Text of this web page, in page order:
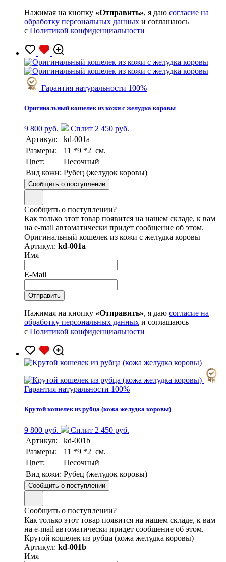
Нажимая на кнопку «Отправить», я даю согласие на
обработку персональных данных и соглашаюсь
с Политикой конфиденциальности
Гарантия натуральности 100%
Оригинальный кошелек из кожи с желудка коровы
9 800 руб.
Сплит 2 450 руб.
Артикул:
kd-001a
Размеры:
11 *9 *2 см.
Цвет:
Песочный
Вид кожи: Рубец (желудок коровы)
Сообщить о поступлении
Сообщить о поступлении?
Как только этот товар появится на нашем складе, к вам
на e-mail автоматически придет сообщение об этом.
Оригинальный кошелек из кожи с желудка коровы
Артикул: kd-001a
Имя
E-Mail
Нажимая на кнопку «Отправить», я даю согласие на
обработку персональных данных и соглашаюсь
с Политикой конфиденциальности
Гарантия натуральности 100%
Крутой кошелек из рубца (кожа желудка коровы)
9 800 руб.
Сплит 2 450 руб.
Артикул:
kd-001b
Размеры:
11 *9 *2 см.
Цвет:
Песочный
Вид кожи: Рубец (желудок коровы)
Сообщить о поступлении
Сообщить о поступлении?
Как только этот товар появится на нашем складе, к вам
на e-mail автоматически придет сообщение об этом.
Крутой кошелек из рубца (кожа желудка коровы)
Артикул: kd-001b
Имя